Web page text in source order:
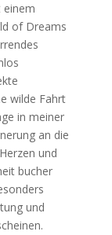
einem
of Dreams
wilde Fahrt
in meiner
an die
und
bucher
und